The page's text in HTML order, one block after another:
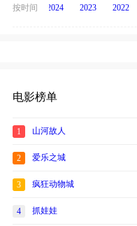
按时间
2025 2024 2023 2022
电影榜单
1 山河故人
2 爱乐之城
3 疯狂动物城
4 抓娃娃